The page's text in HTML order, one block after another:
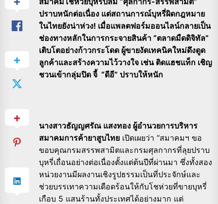
ปราบหนักต่อเนื่อง แต่สถานการณ์บุหรี่ผิดกฎหมาย
ในไทยยังน่าห่วง! เมื่อแพลตฟอร์มออนไลน์กลายเป็น
ช่องทางหลักในการกระจายสินค้า “ตลาดมืดดิจิทัล”
เติบโตอย่างก้าวกระโดด ผู้ขายงัดเทคนิคใหม่ดึงดูด
ลูกค้าและสร้างความไว้วางใจ เช่น ติดแฮชแท็ก เชิญ
ชวนเข้ากลุ่มปิด จี้ “ดีอี” ปราบให้หนัก
นางสาวธัญญศรัณ แสงทอง ผู้อำนวยการบริหาร
สมาคมการค้ายาสูบไทย เปิดเผยว่า “สมาคมฯ ขอ
ขอบคุณกรมสรรพสามิตและกรมศุลกากรที่ลุยปราบ
บุหรี่เถื่อนอย่างต่อเนื่องตั้งแต่ต้นปีที่ผ่านมา ซึ่งทั้งสอง
หน่วยงานมีผลงานเชิงรูปธรรมเป็นที่ประจักษ์และ
ช่วยบรรเทาความเดือดร้อนให้กับโชห่วยที่ขายบุหรี่
เกือบ 5 แสนร้านทั้งประเทศได้อย่างมาก แต่